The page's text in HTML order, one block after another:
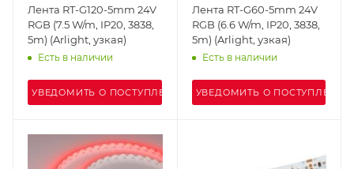
Лента RT-G120-5mm 24V
RGB (7.5 W/m, IP20, 3838,
5m) (Arlight, узкая)
Есть в наличии
УВЕДОМИТЬ О ПОСТУПЛЕНИИ
Лента RT-G60-5mm 24V
RGB (6.6 W/m, IP20, 3838,
5m) (Arlight, узкая)
Есть в наличии
УВЕДОМИТЬ О ПОСТУПЛЕНИИ